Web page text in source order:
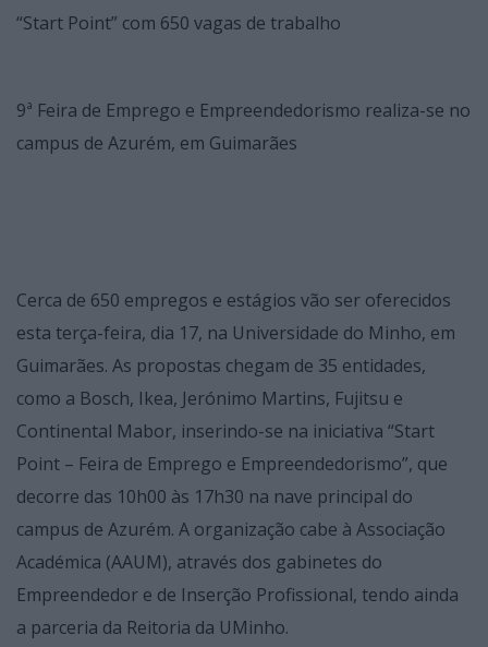
“Start Point” com 650 vagas de trabalho
9ª Feira de Emprego e Empreendedorismo realiza-se no
campus de Azurém, em Guimarães
Cerca de 650 empregos e estágios vão ser oferecidos
esta terça-feira, dia 17, na Universidade do Minho, em
Guimarães. As propostas chegam de 35 entidades,
como a Bosch, Ikea, Jerónimo Martins, Fujitsu e
Continental Mabor, inserindo-se na iniciativa “Start
Point – Feira de Emprego e Empreendedorismo”, que
decorre das 10h00 às 17h30 na nave principal do
campus de Azurém. A organização cabe à Associação
Académica (AAUM), através dos gabinetes do
Empreendedor e de Inserção Profissional, tendo ainda
a parceria da Reitoria da UMinho.